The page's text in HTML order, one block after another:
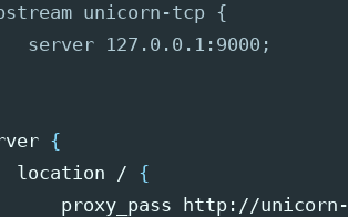
unicorn-tcp {
server 127.0.0.1:9000;
{
location /
{
proxy_pass http://